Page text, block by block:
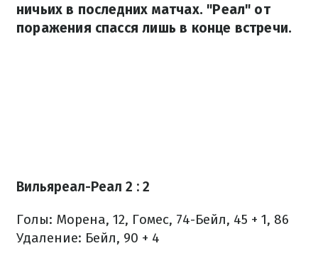
ничьих в последних матчах. "Реал" от
поражения спасся лишь в конце встречи.
Вильяреал-Реал 2 : 2
Голы: Морена, 12, Гомес, 74-Бейл, 45 + 1, 86
Удаление: Бейл, 90 + 4